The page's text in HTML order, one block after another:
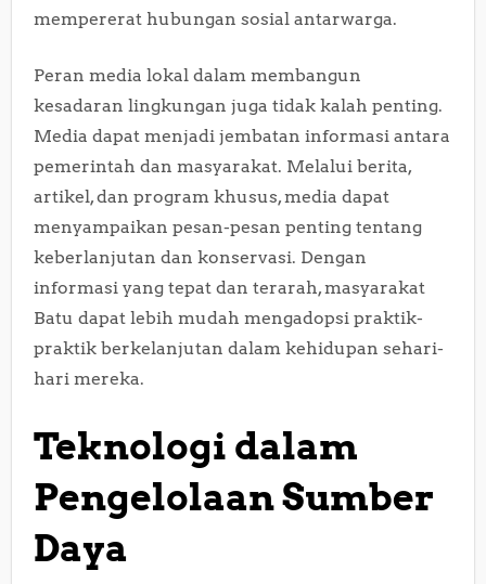
mempererat hubungan sosial antarwarga.
Peran media lokal dalam membangun
kesadaran lingkungan juga tidak kalah penting.
Media dapat menjadi jembatan informasi antara
pemerintah dan masyarakat. Melalui berita,
artikel, dan program khusus, media dapat
menyampaikan pesan-pesan penting tentang
keberlanjutan dan konservasi. Dengan
informasi yang tepat dan terarah, masyarakat
Batu dapat lebih mudah mengadopsi praktik-
praktik berkelanjutan dalam kehidupan sehari-
hari mereka.
Teknologi dalam
Pengelolaan Sumber
Daya